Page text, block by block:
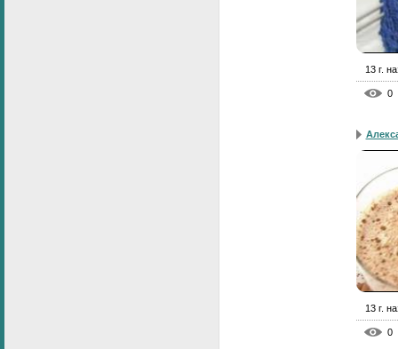
13 г.
0
13 г.
0